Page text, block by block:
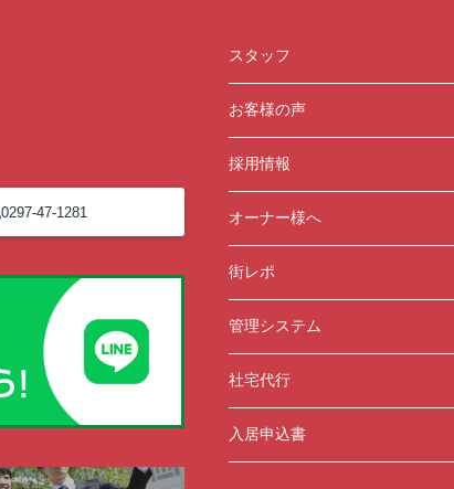
0297-47-1281
スタッフ
お客様の声
採用情報
オーナー様へ
街レポ
管理システム
社宅代行
入居申込書